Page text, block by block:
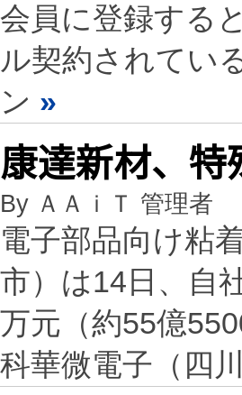
会員に登録する
ル契約されてい
ン »
康達新材、
By ＡＡｉＴ 管理者
電子部品向け粘
市）は14日、自
万元（約55億
科華微電子（四